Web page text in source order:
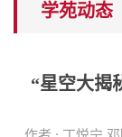
学苑动态
“星空大揭